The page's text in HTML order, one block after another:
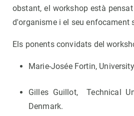
obstant, el workshop està
d'organisme i el seu enfocament
Els ponents convidats del
Marie-Josée Fortin,
Gilles Guillot, Technical
Denmark.